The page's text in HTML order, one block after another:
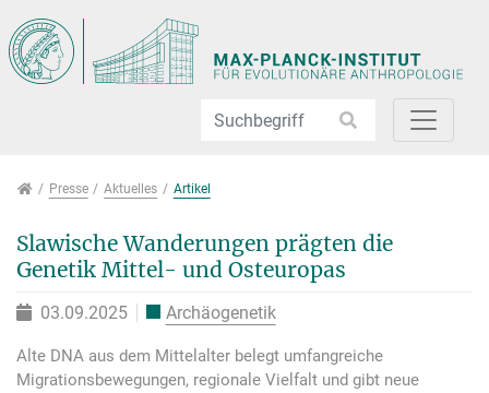
PressePresse Aktuelles Artikel
Slawische Wanderungen prägten die
Genetik Mittel- und Osteuropas
03.09.2025 Archäogenetik
Alte DNA aus dem Mittelalter belegt umfangreiche
Migrationsbewegungen, regionale Vielfalt und gibt neue